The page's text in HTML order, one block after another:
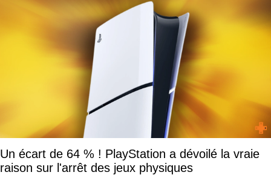
Un écart de 64 % ! PlayStation a dévoilé la vraie
raison sur l'arrêt des jeux physiques